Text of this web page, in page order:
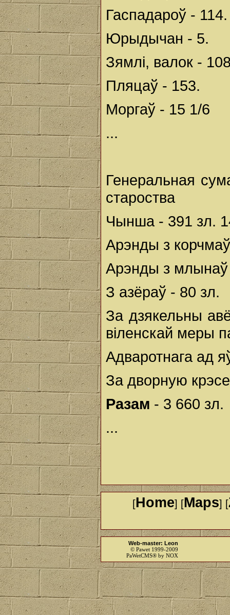
Гаспадароў - 114.
Юрыдычан - 5.
Зямлі, валок -
Пляцаў - 153.
Моргаў - 15 1/6
...
Генеральная
староства
Чынша - 391 зл.
Арэнды з
Арэнды з
З азёраў - 80 зл.
За дзякельны
віленскай меры
Адваротнага ад
За дворную
Разам - 3 660 зл.
...
[Home] [Maps] [
Web-master: Leon
© Pawet 1999-2009
PaWetCMS® by NOX